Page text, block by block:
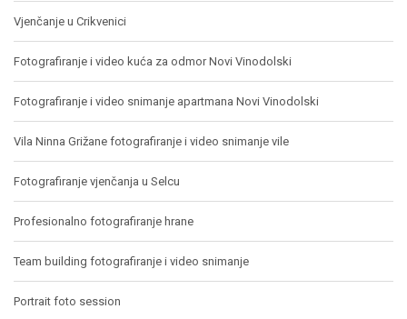
Vjenčanje u Crikvenici
Fotografiranje i video kuća za odmor Novi Vinodolski
Fotografiranje i video snimanje apartmana Novi Vinodolski
Vila Ninna Grižane fotografiranje i video snimanje vile
Fotografiranje vjenčanja u Selcu
Profesionalno fotografiranje hrane
Team building fotografiranje i video snimanje
Portrait foto session